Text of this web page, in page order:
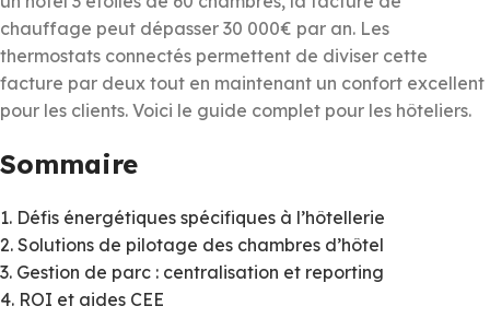
chauffage peut dépasser 30 000€ par an. Les
thermostats connectés permettent de diviser cette
facture par deux tout en maintenant un confort excellent
pour les clients. Voici le guide complet pour les hôteliers.
Sommaire
1. Défis énergétiques spécifiques à l’hôtellerie
2. Solutions de pilotage des chambres d’hôtel
3. Gestion de parc : centralisation et reporting
4. ROI et aides CEE